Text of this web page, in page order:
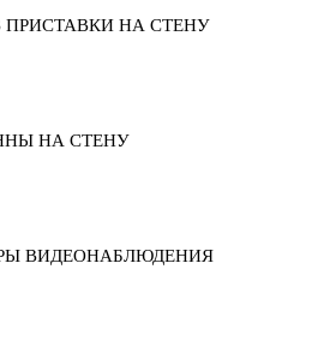
ПРИСТАВКИ НА СТЕНУ
НА СТЕНУ
ВИДЕОНАБЛЮДЕНИЯ